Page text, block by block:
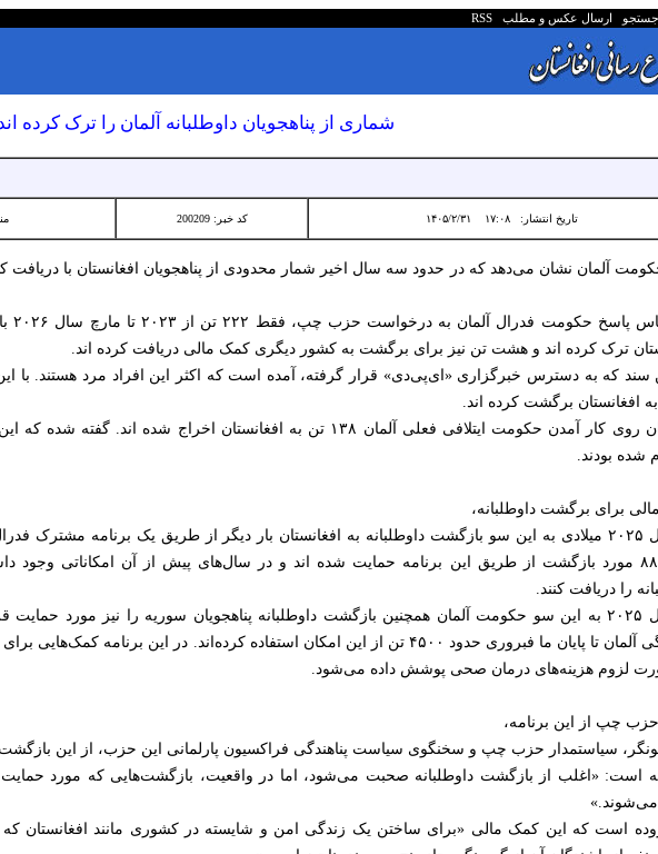
جستجو ارسال عکس و مطلب RSS
شماری از پناهجویان داوطلبانه آلمان را ترک کرده
تاریخ انتشار:۱۷:۰۸ ۱۴۰۵/۲/۳۱ کد خبر: 200209
حکومت آلمان نشان می‌دهد که در حدود سه سال اخیر شمار محدودی از پناهجویان افغانستان با
بر
ترک کرده اند و هشت تن نیز برای برگشت به کشور دیگری کمک مالی دریافت کرده اند.
سند که به دسترس خبرگزاری «ای‌پی‌دی» قرار گرفته، آمده است که اکثر این افراد مرد هستند. با
به افغانستان برگشت کرده اند.
از زمان روی کار آمدن حکومت ایتلافی فعلی آلمان ۱۳۸ تن به افغانستان
شده بودند.
برای برگشت داوطلبانه،
از سال ۲۰۲۵ میلادی به این سو بازگشت داوطلبانه به افغانستان بار دیگر از طریق یک برنامه
کنون ۸۸ مورد بازگشت از طریق این برنامه حمایت شده اند و در سال‌های پیش از آن امکاناتی
را دریافت کنند.
از سال ۲۰۲۵ به این سو حکومت آلمان همچنین بازگشت داوطلبانه پناهجویان سوریه را نیز مورد
پناهندگی آلمان تا پایان ما فبروری حدود ۴۵۰۰ تن از این امکان استفاده کرده‌اند. در
لزوم هزینه‌های درمان صحی پوشش داده می‌شود.
حزب چپ از این برنامه،
بونگر، سیاستمدار حزب چپ و سخنگوی سیاست پناهندگی فراکسیون پارلمانی این حزب، از این
است: «اغلب از بازگشت داوطلبانه صحبت می‌شود، اما در واقعیت، بازگشت‌هایی که مورد
می‌شوند.»